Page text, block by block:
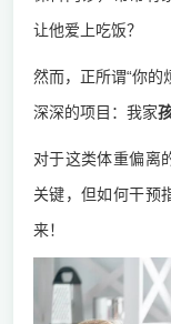
让他爱上吃饭？
然而，正所谓“你的
深深的项目：我家
对于这类体重偏离
关键，但如何干预
来！